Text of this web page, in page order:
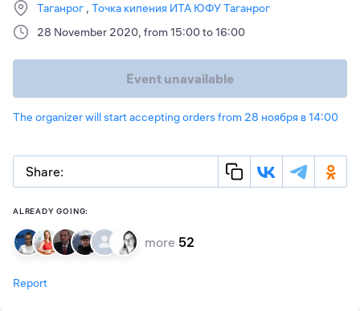
Таганрог Точка кипения ИТА ЮФУ Таганрог
28 November 2020, from 15:00 to 16:00
Event unavailable
The organizer will start accepting orders from 28 ноября в 14:00
Share:
ALREADY GOING:
more 52
Report